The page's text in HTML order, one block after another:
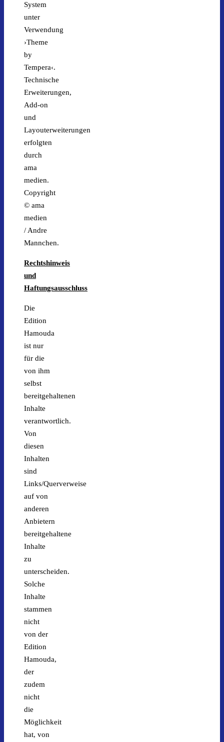
System
unter
Verwendung
›Theme
by
Tempera‹.
Technische
Erweiterungen,
Add-on
und
Layouterweiterungen
erfolgten
durch
ama
medien.
Copyright
© ama
medien
/ Andre
Mannchen.
Rechtshinweis
und
Haftungsausschluss
Die
Edition
Hamouda
ist nur
für die
von ihm
selbst
bereitgehaltenen
Inhalte
verantwortlich.
Von
diesen
Inhalten
sind
Links/Querverweise
auf von
anderen
Anbietern
bereitgehaltene
Inhalte
zu
unterscheiden.
Solche
Inhalte
stammen
nicht
von der
Edition
Hamouda,
der
zudem
nicht
die
Möglichkeit
hat, von